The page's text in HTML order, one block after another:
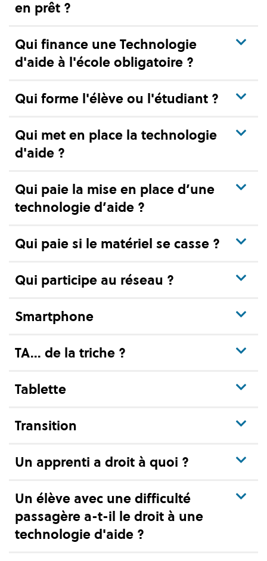
en prêt ?
Qui finance une Technologie
d'aide à l'école obligatoire ?
Qui forme l'élève ou l'étudiant ?
Qui met en place la technologie
d'aide ?
Qui paie la mise en place d’une
technologie d’aide ?
Qui paie si le matériel se casse ?
Qui participe au réseau ?
Smartphone
TA... de la triche ?
Tablette
Transition
Un apprenti a droit à quoi ?
Un élève avec une difficulté
passagère a-t-il le droit à une
technologie d'aide ?